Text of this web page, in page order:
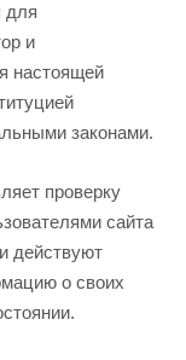
для
и
настоящей
законами.
проверку
сайта
действуют
о своих